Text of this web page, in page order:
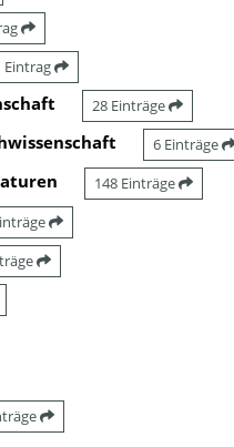
Eintrag
28 Einträge
6 Einträge
148 Einträge